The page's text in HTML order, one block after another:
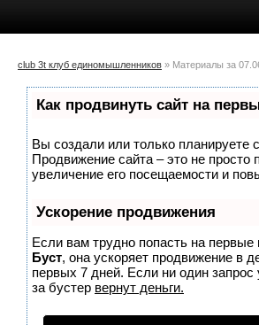
club 3t клуб единомышленников » Материалы за
Как продвинуть сайт на
Вы создали или только планируете
Продвижение сайта – это не
увеличение его посещаемости и
Ускорение продвижения
Если вам трудно попасть на первые
Буст, она ускоряет продвижение в
первых 7 дней. Если ни один
за бустер вернут деньги.